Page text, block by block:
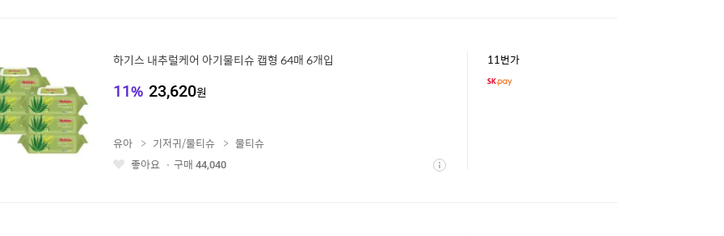
하기스 내추럴케어 아기물티슈 캡형 64매 6개입
11% 23,620원
11번가
좋 상
유아 기저귀/물티슈
물티슈
좋아요
구매 44,040